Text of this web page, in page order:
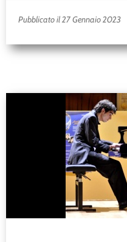
Pubblicato il 27 Gennaio 2023